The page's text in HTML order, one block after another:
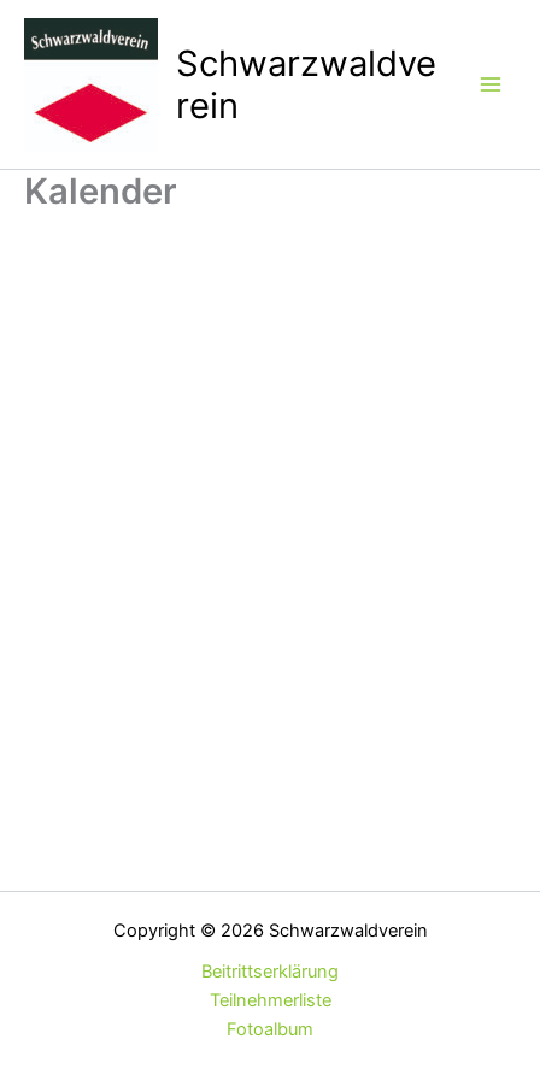
Zum
Inhalt
Schwarzwaldve
rein
Kalender
Copyright © 2026 Schwarzwaldverein
Beitrittserklärung
Teilnehmerliste
Fotoalbum